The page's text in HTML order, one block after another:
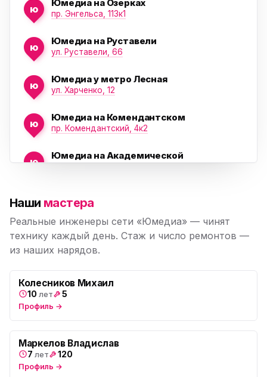
ю
Юмедиа на Озерках
пр. Энгельса, 113к1
ю
Юмедиа на Руставели
ул. Руставели, 66
ю
Юмедиа у метро Лесная
ул. Харченко, 12
ю
Юмедиа на Комендантском
пр. Комендантский, 4к2
ю
Юмедиа на Академической
ю Морская набережная, 35
ю
Юмедиа на Наставников
пр. Наставников 35
ул. Антонова-Овсеенко, 25к1
ю
Юмедиа в ТК Юго-Запад
ю
Юмедиа на Космонавтов
пр. Космонавтов, 38к4
Наши мастера
Реальные инженеры сети «Юмедиа» — чинят
технику каждый день. Стаж и число ремонтов —
из наших нарядов.
Колесников Михаил
10 лет 5
Профиль →
Маркелов Владислав
7 лет 120
Профиль →